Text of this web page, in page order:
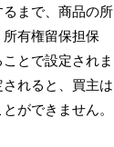
まで、商品の所
有権留保担保
とで設定されま
れると、買主は
ができません。